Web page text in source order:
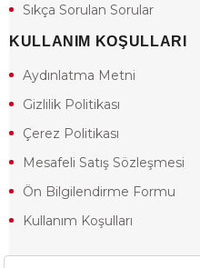
Sıkça Sorulan Sorular
KULLANIM KOŞULLARI
Aydınlatma Metni
Gizlilik Politikası
Çerez Politikası
Mesafeli Satış Sözleşmesi
Ön Bilgilendirme Formu
Kullanım Koşulları
18 yaşından küçük olduğunuz